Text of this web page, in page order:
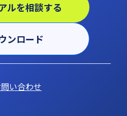
ルを相談する
ンロード
い合わせ